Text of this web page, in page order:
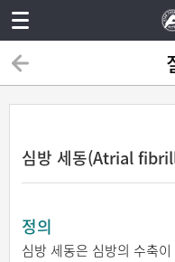
심방 세동(Atrial
정의
심방 세동은 심방의 수축